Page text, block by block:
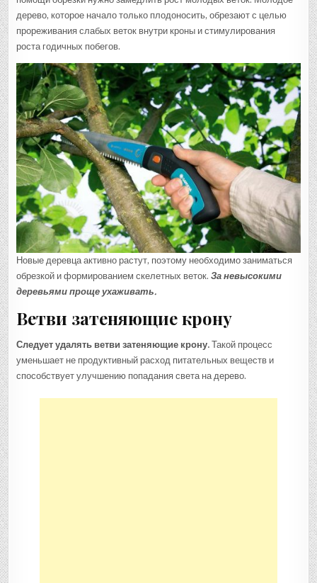
дерево, которое начало только плодоносить, обрезают с целью
прореживания слабых веток внутри кроны и стимулирования
роста годичных побегов.
Новые деревца активно растут, поэтому необходимо заниматься
обрезкой и формированием скелетных веток.За невысокими
деревьями проще ухаживать.
Ветви затеняющие крону
Следует удалять ветви затеняющие крону. Такой процесс
уменьшает не продуктивный расход питательных веществ и
способствует улучшению попадания света на дерево.